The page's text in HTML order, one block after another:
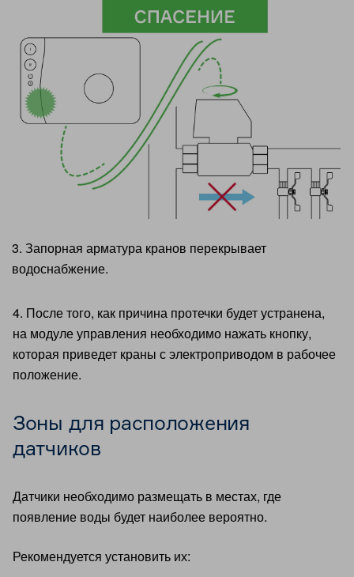
3. Запорная арматура кранов перекрывает
водоснабжение.
4. После того, как причина протечки будет устранена,
на модуле управления необходимо нажать кнопку,
которая приведет краны с электроприводом в рабочее
положение.
Зоны для расположения
датчиков
Датчики необходимо размещать в местах, где
появление воды будет наиболее вероятно.
Рекомендуется установить их: